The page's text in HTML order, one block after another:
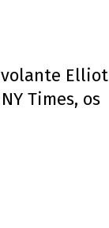
volante Elliot
Times, os